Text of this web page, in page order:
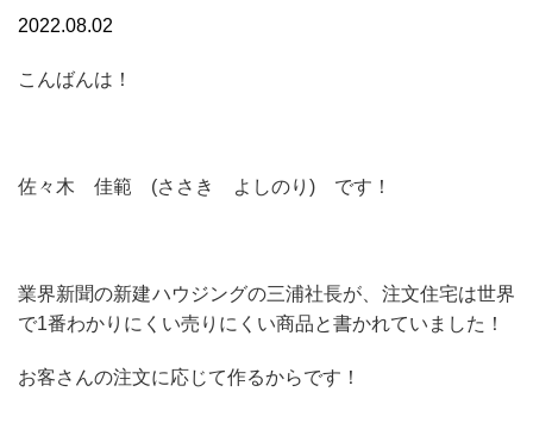
2022.08.02
こんばんは！
佐々木 佳範 (ささき よしのり) です！
業界新聞の新建ハウジングの三浦社長が、注文住宅は世界
で1番わかりにくい売りにくい商品と書かれていました！
お客さんの注文に応じて作るからです！